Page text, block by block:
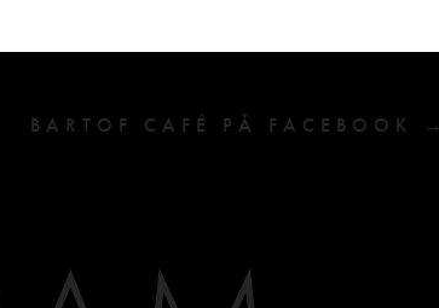
BARTOF CAFÉ PÅ FACEBOOK →